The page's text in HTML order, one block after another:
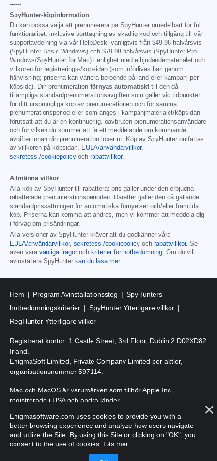
------
SpyHunter-köpinformation
Du kan också välja att prenumerera på SpyHunter omedelbart för full
funktionalitet, inklusive borttagning av skadlig kod och tillgång till vår
supportavdelning via vår HelpDesk, vanligtvis från $49.98 halvårsvis
(SpyHunter Basic Windows) och $79.98 halvårsvis (SpyHunter Pro
Windows/SpyHunter för Mac) i enlighet med erbjudandematerialet och
villkoren för registrerings-/köpsidan (som införlivas häri genom
hänvisning; priserna kan variera beroende på land eller kampanj per
köpsida). Din prenumeration förnyas automatiskt till den då
tillämpliga standardprenumerationsavgiften som gäller vid tidpunkten
för ditt ursprungliga köp av prenumerationen och för samma
prenumerationsperiod eller som anges i kampanjmaterialet/köpsidan,
förutsatt att du är en kontinuerlig, oavbruten prenumerationsanvändare
och för vilken du kommer att få ett meddelande om kommande
avgifter innan din prenumeration löper ut. Köp av SpyHunter omfattas
av villkoren på köpsidan,
EULA/användarvillkor,
sekretess-/cookiepolicy och rabattvillkor.
------
Allmänna villkor
Alla köp av SpyHunter till rabatterat pris gäller under den erbjudna
rabatterade prenumerationsperioden. Därefter gäller den då gällande
standardprissättningen för automatiska förnyelser och/eller framtida
köp. Priserna kan komma att ändras, men vi kommer att meddela dig
i förväg om prisändringar.
Alla versioner av SpyHunter kräver att du godkänner våra
EULA/användarvillkor, sekretess-/cookiepolicy och rabattvillkor. Se
även våra vanliga frågoroch kriterier för hotbedömning . Om du vill
avinstallera SpyHunter kan du läsa mer.
Hem Program Avinstallationssteg
SpyHunters
hotbedömningskriterier
SpyHunter Ytterligare villkor
RegHunter Ytterligare villkor
Registrerat kontor: 1 Castle Street, 3rd Floor, Dublin 2 D02XD82
Irland.
EnigmaSoft Limited, Private Company Limited per aktier,
organisationsnummer 597114.
Mac och MacOS är varumärken som tillhör Apple Inc.,
registrerade i USA och andra länder.
Upphovsrätt 2016-2026. EnigmaSoft Ltd. Med ensamrätt.
Enigmasoftware.com uses cookies to provide you with a
better browsing experience and analyze how users navigate
and utilize the Site. By using this Site or clicking on "OK", you
consent to the use of cookies. Läs mer